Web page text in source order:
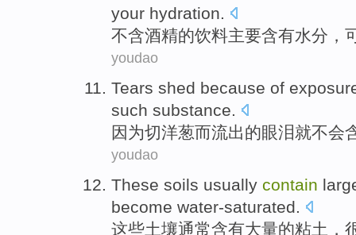
your hydration.
不含酒精的饮料主要含有水分 ，
youdao
Tears shed because of
such substance.
因为切洋葱而流出的眼泪就不会
youdao
These soils usually contain
become water-saturated.
这些土壤通常含有大量的粘土 ，